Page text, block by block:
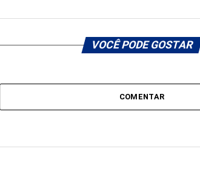
VOCÊ PODE GOSTAR
COMENTAR